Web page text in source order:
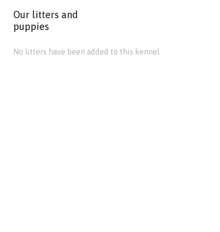
Our litters and
puppies
No litters have been added to this kennel